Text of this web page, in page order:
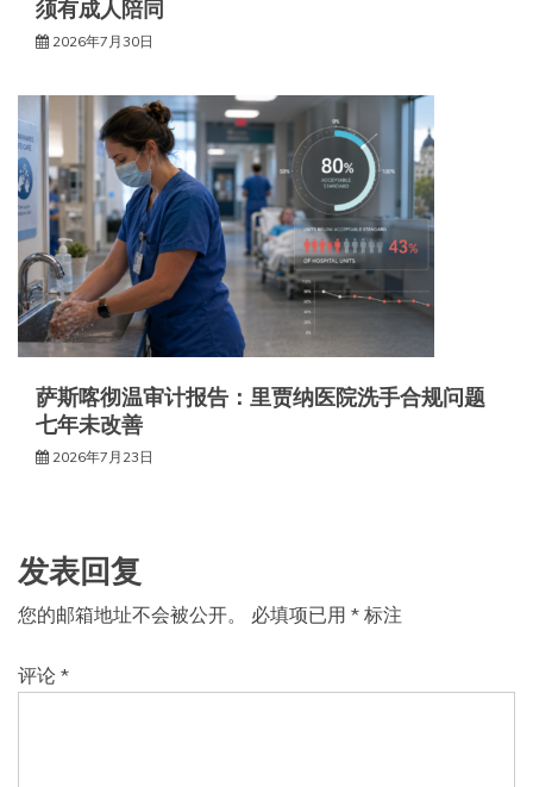
须有成人陪同
2026年7月30日
萨斯喀彻温审计报告：里贾纳医院洗手合规问题
七年未改善
2026年7月23日
发表回复
您的邮箱地址不会被公开。 必填项已用 * 标注
评论 *